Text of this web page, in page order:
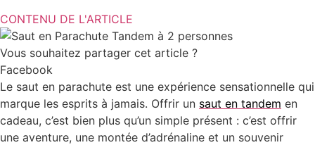
CONTENU DE L'ARTICLE
Vous souhaitez partager cet article ?
Facebook
Le saut en parachute est une expérience sensationnelle qui
marque les esprits à jamais. Offrir un saut en tandem en
cadeau, c’est bien plus qu’un simple présent : c’est offrir
une aventure, une montée d’adrénaline et un souvenir